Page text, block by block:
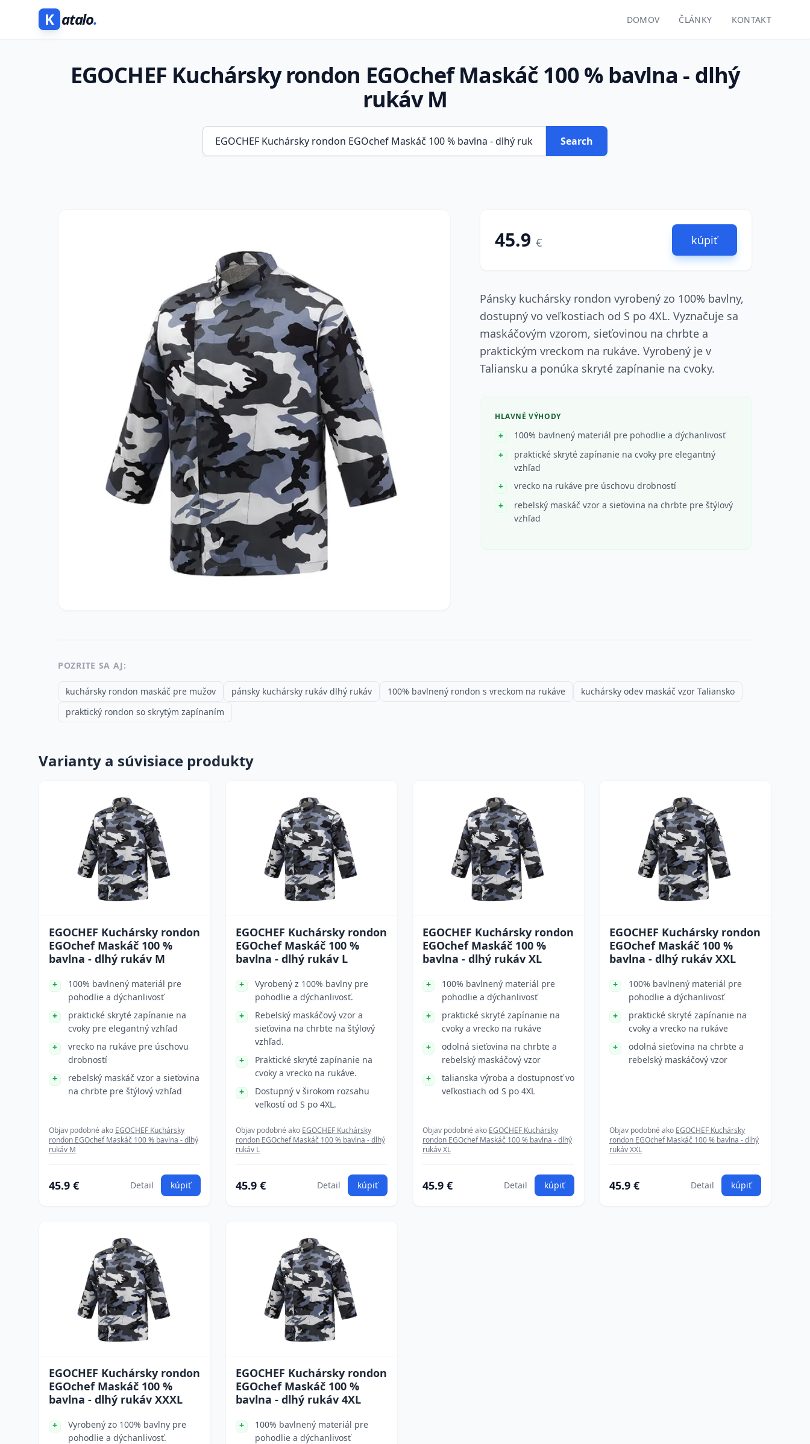
K atalo. DOMOV ČLÁNKY KONTAKT
EGOCHEF Kuchársky rondon EGOchef Maskáč 100 % bavlna - dlhý
rukáv M
Search
45.9 € kúpiť
Pánsky kuchársky rondon vyrobený zo 100% bavlny,
dostupný vo veľkostiach od S po 4XL. Vyznačuje sa
maskáčovým vzorom, sieťovinou na chrbte a
praktickým vreckom na rukáve. Vyrobený je v
Taliansku a ponúka skryté zapínanie na cvoky.
HLAVNÉ VÝHODY
100% bavlnený materiál pre pohodlie a dýchanlivosť
praktické skryté zapínanie na cvoky pre elegantný
vzhľad
vrecko na rukáve pre úschovu drobností
rebelský maskáč vzor a sieťovina na chrbte pre štýlový
vzhľad
POZRITE SA AJ:
kuchársky rondon maskáč pre mužov pánsky kuchársky rukáv dlhý rukáv 100% bavlnený rondon s vreckom na rukáve
kuchársky odev maskáč vzor Taliansko
praktický rondon so skrytým zapínaním
Varianty a súvisiace produkty
EGOCHEF Kuchársky rondon
EGOchef Maskáč 100 %
bavlna - dlhý rukáv M
100% bavlnený materiál pre
pohodlie a dýchanlivosť
praktické skryté zapínanie na
cvoky pre elegantný vzhľad
vrecko na rukáve pre úschovu
drobností
rebelský maskáč vzor a sieťovina
na chrbte pre štýlový vzhľad
Objav podobné ako EGOCHEF Kuchársky
rondon EGOchef Maskáč 100 % bavlna - dlhý
rukáv M
45.9 € Detail kúpiť
EGOCHEF Kuchársky rondon
EGOchef Maskáč 100 %
bavlna - dlhý rukáv L
Vyrobený z 100% bavlny pre
pohodlie a dýchanlivosť.
Rebelský maskáčový vzor a
sieťovina na chrbte na štýlový
vzhľad.
Praktické skryté zapínanie na
cvoky a vrecko na rukáve.
Dostupný v širokom rozsahu
veľkostí od S po 4XL.
Objav podobné ako EGOCHEF Kuchársky
rondon EGOchef Maskáč 100 % bavlna - dlhý
rukáv L
45.9 € Detail kúpiť
EGOCHEF Kuchársky rondon
EGOchef Maskáč 100 %
bavlna - dlhý rukáv XL
100% bavlnený materiál pre
pohodlie a dýchanlivosť
praktické skryté zapínanie na
cvoky a vrecko na rukáve
odolná sieťovina na chrbte a
rebelský maskáčový vzor
talianska výroba a dostupnosť vo
veľkostiach od S po 4XL
Objav podobné ako EGOCHEF Kuchársky
rondon EGOchef Maskáč 100 % bavlna - dlhý
rukáv XL
45.9 € Detail kúpiť
EGOCHEF Kuchársky rondon
EGOchef Maskáč 100 %
bavlna - dlhý rukáv XXL
100% bavlnený materiál pre
pohodlie a dýchanlivosť
praktické skryté zapínanie na
cvoky a vrecko na rukáve
odolná sieťovina na chrbte a
rebelský maskáčový vzor
Objav podobné ako EGOCHEF Kuchársky
rondon EGOchef Maskáč 100 % bavlna - dlhý
rukáv XXL
45.9 € Detail kúpiť
EGOCHEF Kuchársky rondon
EGOchef Maskáč 100 %
bavlna - dlhý rukáv XXXL
Vyrobený zo 100% bavlny pre
pohodlie a dýchanlivosť.
EGOCHEF Kuchársky rondon
EGOchef Maskáč 100 %
bavlna - dlhý rukáv 4XL
100% bavlnený materiál pre
pohodlie a dýchanlivosť